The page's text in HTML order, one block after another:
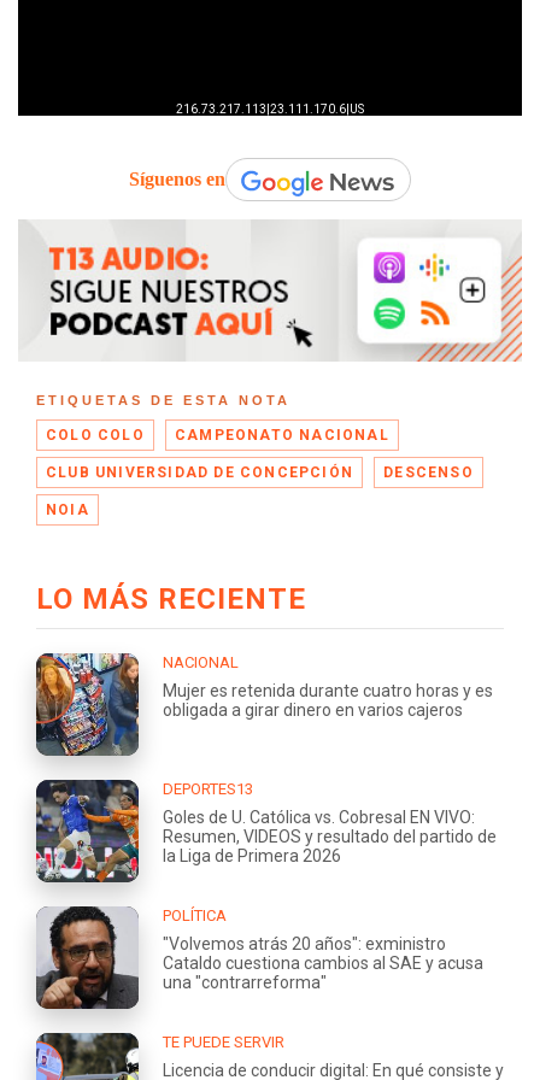
Síguenos en
ETIQUETAS DE ESTA NOTA
COLO COLO CAMPEONATO NACIONAL
CLUB UNIVERSIDAD DE CONCEPCIÓN DESCENSO
NOIA
LO MÁS RECIENTE
NACIONAL
Mujer es retenida durante cuatro horas y es
obligada a girar dinero en varios cajeros
DEPORTES13
Goles de U. Católica vs. Cobresal EN VIVO:
Resumen, VIDEOS y resultado del partido de
la Liga de Primera 2026
POLÍTICA
"Volvemos atrás 20 años": exministro
Cataldo cuestiona cambios al SAE y acusa
una "contrarreforma"
TE PUEDE SERVIR
Licencia de conducir digital: En qué consiste y